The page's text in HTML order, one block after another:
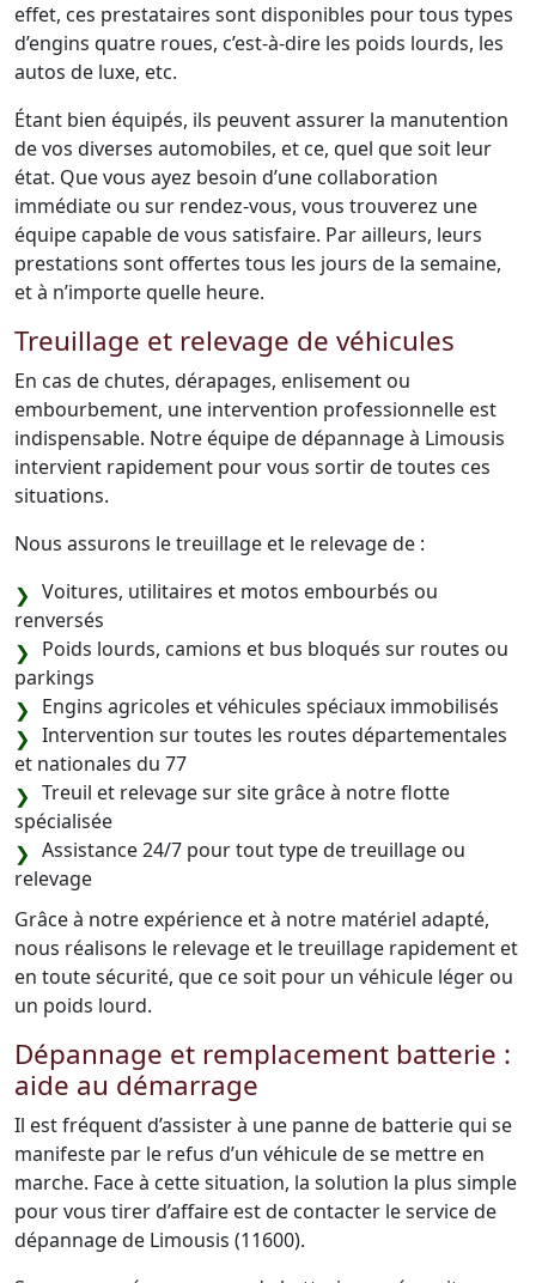
effet, ces prestataires sont disponibles pour tous types
d’engins quatre roues, c’est-à-dire les poids lourds, les
autos de luxe, etc.
Étant bien équipés, ils peuvent assurer la manutention
de vos diverses automobiles, et ce, quel que soit leur
état. Que vous ayez besoin d’une collaboration
immédiate ou sur rendez-vous, vous trouverez une
équipe capable de vous satisfaire. Par ailleurs, leurs
prestations sont offertes tous les jours de la semaine,
et à n’importe quelle heure.
Treuillage et relevage de véhicules
En cas de chutes, dérapages, enlisement ou
embourbement, une intervention professionnelle est
indispensable. Notre équipe de dépannage à Limousis
intervient rapidement pour vous sortir de toutes ces
situations.
Nous assurons le treuillage et le relevage de :
Voitures, utilitaires et motos embourbés ou
renversés
Poids lourds, camions et bus bloqués sur routes ou
parkings
Engins agricoles et véhicules spéciaux immobilisés
Intervention sur toutes les routes départementales
et nationales du 77
Treuil et relevage sur site grâce à notre flotte
spécialisée
Assistance 24/7 pour tout type de treuillage ou
relevage
Grâce à notre expérience et à notre matériel adapté,
nous réalisons le relevage et le treuillage rapidement et
en toute sécurité, que ce soit pour un véhicule léger ou
un poids lourd.
Dépannage et remplacement batterie :
aide au démarrage
Il est fréquent d’assister à une panne de batterie qui se
manifeste par le refus d’un véhicule de se mettre en
marche. Face à cette situation, la solution la plus simple
pour vous tirer d’affaire est de contacter le service de
dépannage de Limousis (11600).